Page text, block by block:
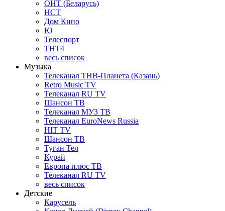
ОНТ (Беларусь)
НСТ
Дом Кино
Ю
Телеспорт
ТНТ4
весь список
Музыка
Телеканал ТНВ-Планета (Казань)
Retro Music TV
Телеканал RU TV
Шансон ТВ
Телеканал МУЗ ТВ
Телеканал EuroNews Russia
HIT TV
Шансон ТВ
Туган Тел
Курай
Европа плюс ТВ
Телеканал RU TV
весь список
Детские
Карусель